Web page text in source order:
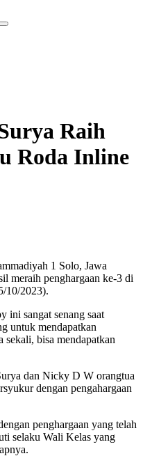
Raih
Roda Inline
1 Solo, Jawa
meraih penghargaan ke-3 di
10/2023).
ini sangat senang saat
untuk mendapatkan
bisa mendapatkan
dan Nicky D W orangtua
dengan pengahargaan
penghargaan yang telah
selaku Wali Kelas yang